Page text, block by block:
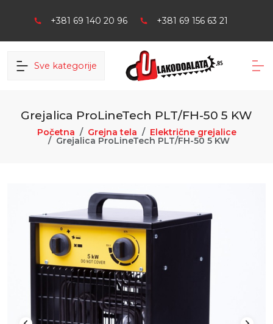
+381 69 140 20 96 +381 69 156 63 21
Sve kategorije
Grejalica ProLineTech PLT/FH-50 5 KW
Početna Grejna tela Električne grejalice
Grejalica ProLineTech PLT/FH-50 5 KW